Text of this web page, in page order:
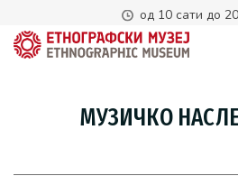
од 10 сати до
МУЗИЧКО